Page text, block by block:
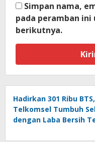
Simpan nama,
pada peramban
berikutnya.
Hadirkan 301 Ribu BTS,
Telkomsel Tumbuh
dengan Laba Bersih